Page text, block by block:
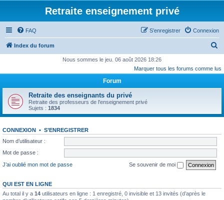
Retraite enseignement privé
FAQ Connexion
S’enregistrer
Index du forum
c
c
Nous sommes le jeu. 06 août 2026 18:26
Marquer tous les forums comme lus
Forum
Retraite des enseignants du privé
Retraite des professeurs de l'enseignement privé
Sujets : 1834
CONNEXION • S’ENREGISTRER
Nom d’utilisateur :
Mot de passe :
J’ai oublié mon mot de passe
Se souvenir de moi
QUI EST EN LIGNE
Au total il y a 14 utilisateurs en ligne : 1 enregistré, 0 invisible et 13 invités (d’après le